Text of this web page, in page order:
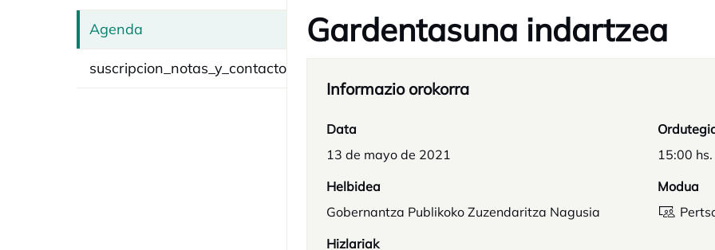
Agenda
suscripcion_notas_y_contacto
Gardentasuna indartzea
Informazio orokorra
Data
13 de mayo de 2021
15:00 hs.
Helbidea
Gobernantza Publikoko Zuzendaritza Nagusia
Modua
Hizlariak